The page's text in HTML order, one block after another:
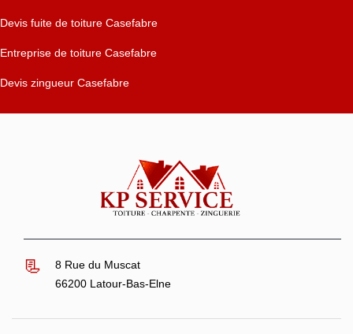
Devis fuite de toiture Casefabre
Entreprise de toiture Casefabre
Devis zingueur Casefabre
8 Rue du Muscat
66200 Latour-Bas-Elne